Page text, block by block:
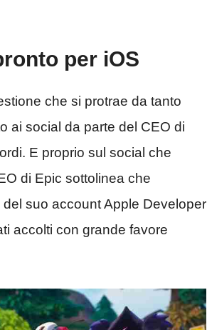
per iOS
che si protrae da tanto
ai social da parte del CEO di
E proprio sul social che
di Epic sottolinea che
del suo account Apple Developer
accolti con grande favore